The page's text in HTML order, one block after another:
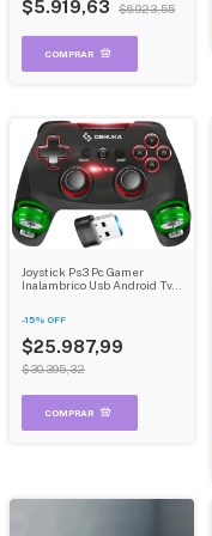
$5.919,63 $6.923,55
Joystick Ps3 Pc Gamer
Inalambrico Usb Android Tv
-15% OFF
$25.987,99
$30.395,32